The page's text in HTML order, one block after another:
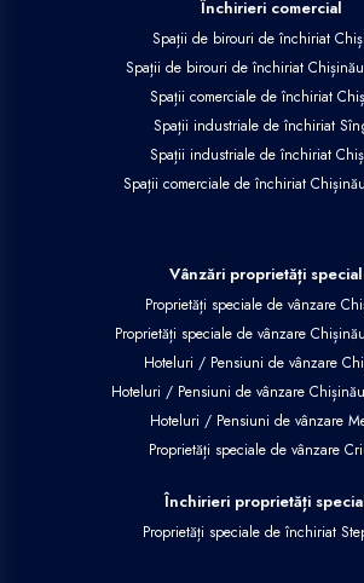
Închirieri comercial
Spații de birouri de închiriat
Spații de birouri de închiriat
Spații comerciale de închiriat
Spații industriale de închiriat
Spații industriale de închiriat
Spații comerciale de închiriat
Vânzări proprietăți
Proprietăți speciale de vânzare
Proprietăți speciale de vânzare
Hoteluri / Pensiuni de vânzare
Hoteluri / Pensiuni de vânzare
Hoteluri / Pensiuni de vânzare
Proprietăți speciale de vânzare
Închirieri proprietăți
Proprietăți speciale de închiriat